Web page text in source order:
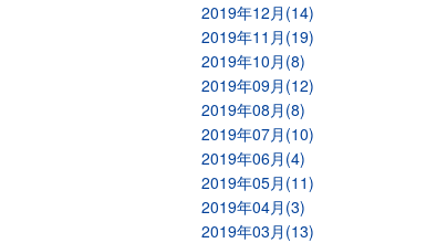
2019年12月(14)
2019年11月(19)
2019年10月(8)
2019年09月(12)
2019年08月(8)
2019年07月(10)
2019年06月(4)
2019年05月(11)
2019年04月(3)
2019年03月(13)